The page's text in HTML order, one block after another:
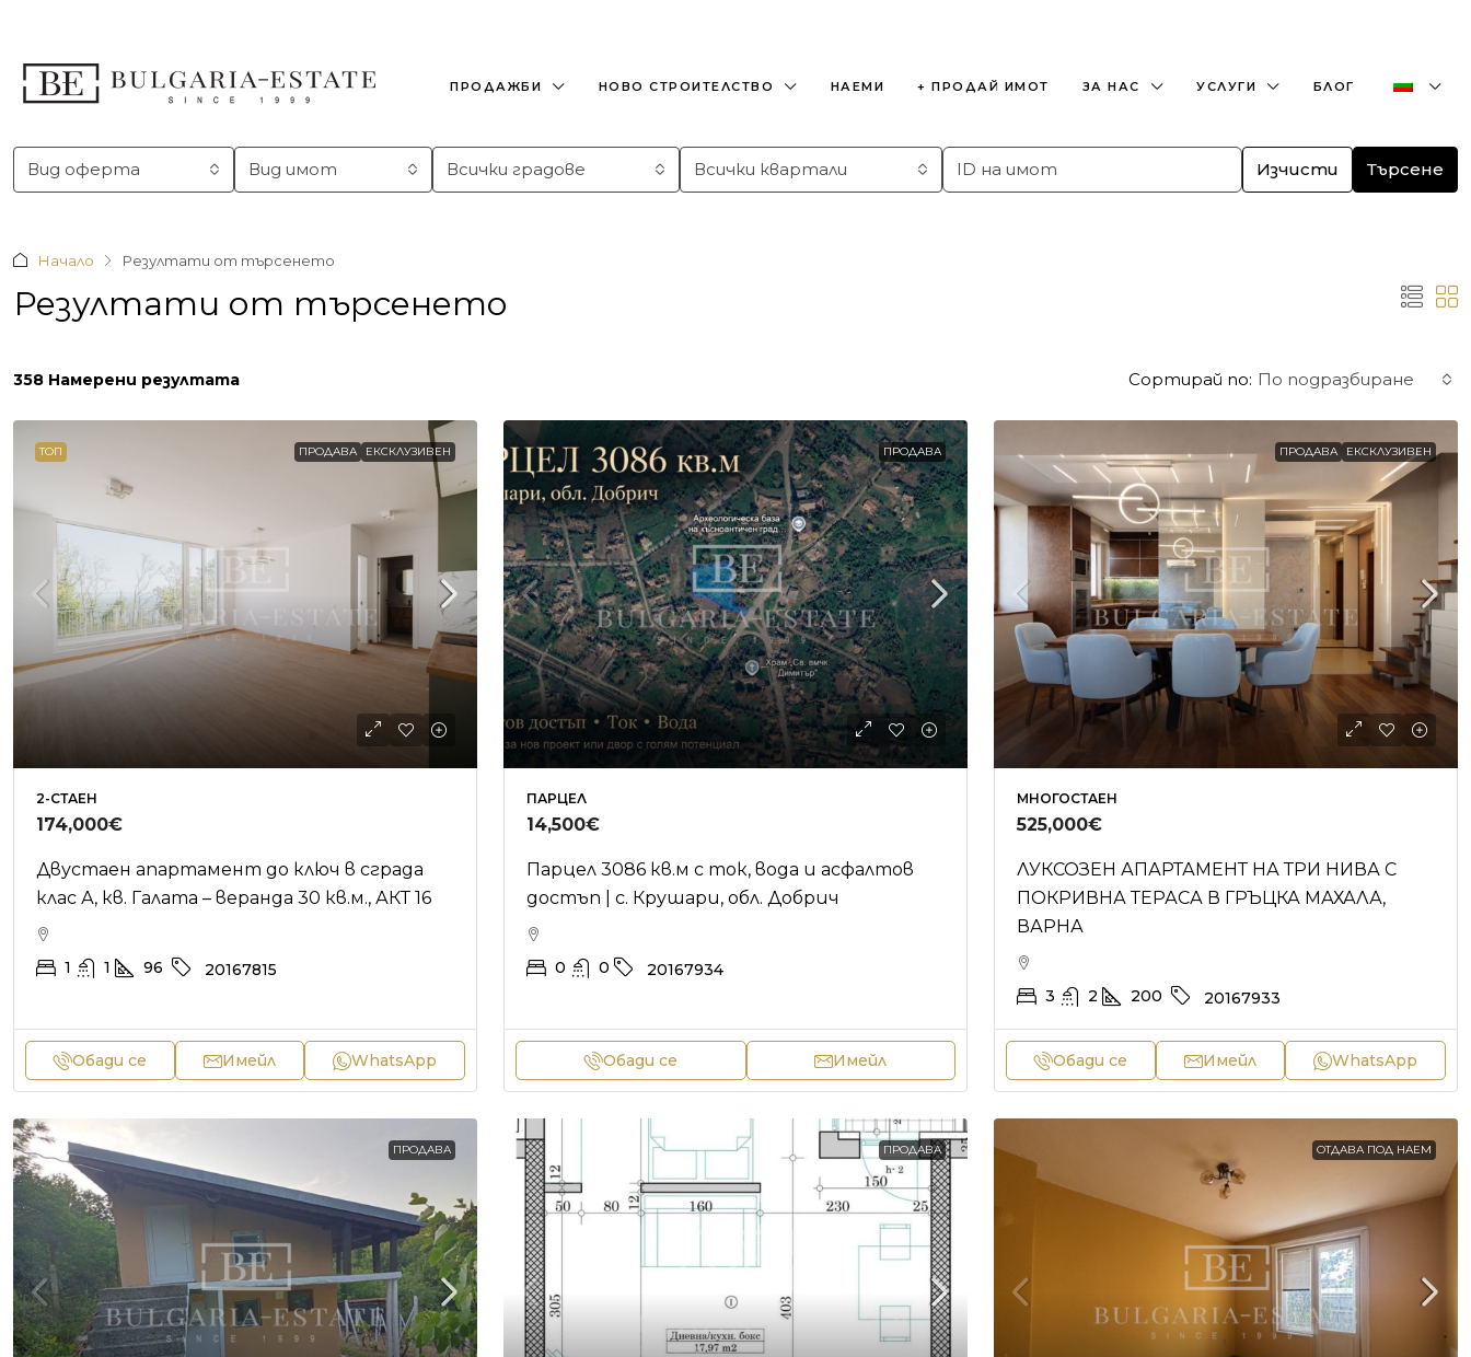
ПРОДАЖБИ НОВО СТРОИТЕЛСТВО НАЕМИ + ПРОДАЙ ИМОТ ЗА НАС УСЛУГИ БЛОГ
Вид оферта Вид имот Всички градове Всички квартали Изчисти Търсене
Начало Резултати от търсенето
Резултати от търсенето
358 Намерени резултата Сортирай по: По подразбиране
ТОП ПРОДАВА ЕКСКЛУЗИВЕН
2-СТАЕН
174,000€
Двустаен апартамент до ключ в сграда
клас А, кв. Галата – веранда 30 кв.м., АКТ 16
1 1 96 20167815
Обади се Имейл WhatsApp
ПРОДАВА
ПАРЦЕЛ
14,500€
Парцел 3086 кв.м с ток, вода и асфалтов
достъп | с. Крушари, обл. Добрич
0 0 20167934
Обади се Имейл
ПРОДАВА ЕКСКЛУЗИВЕН
МНОГОСТАЕН
525,000€
ЛУКСОЗЕН АПАРТАМЕНТ НА ТРИ НИВА С
ПОКРИВНА ТЕРАСА В ГРЪЦКА МАХАЛА,
ВАРНА
3 2 200 20167933
Обади се Имейл WhatsApp
ПРОДАВА ПРОДАВА ОТДАВА ПОД НАЕМ